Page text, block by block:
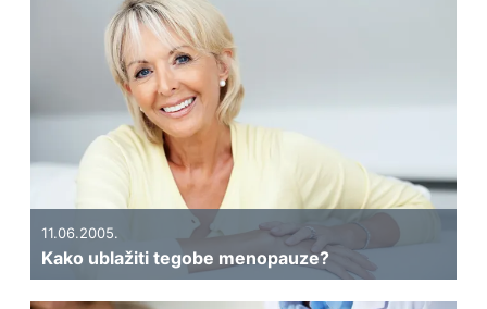
11.06.2005.
Kako ublažiti tegobe menopauze?